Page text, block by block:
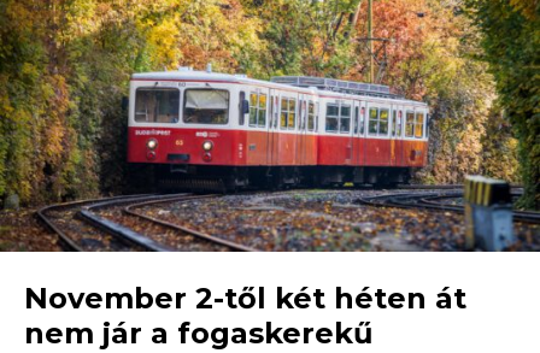
November 2-től két héten át
nem jár a fogaskerekű